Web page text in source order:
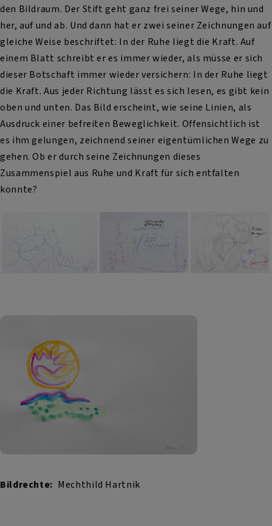
den Bildraum. Der Stift geht ganz frei seiner Wege, hin und
her, auf und ab. Und dann hat er zwei seiner Zeichnungen auf
gleiche Weise beschriftet: In der Ruhe liegt die Kraft. Auf
einem Blatt schreibt er es immer wieder, als müsse er sich
dieser Botschaft immer wieder versichern: In der Ruhe liegt
die Kraft. Aus jeder Richtung lässt es sich lesen, es gibt kein
oben und unten. Das Bild erscheint, wie seine Linien, als
Ausdruck einer befreiten Beweglichkeit. Offensichtlich ist
es ihm gelungen, zeichnend seiner eigentümlichen Wege zu
gehen. Ob er durch seine Zeichnungen dieses
Zusammenspiel aus Ruhe und Kraft für sich entfalten
konnte?
Bildrechte Mechthild Hartnik